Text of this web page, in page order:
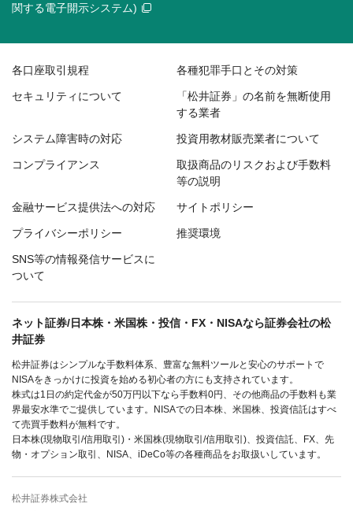
関する電子開示システム)
各口座取引規程 各種犯罪手口とその対策
セキュリティについて
「松井証券」の名前を無断使用
する業者
システム障害時の対応 投資用教材販売業者について
コンプライアンス
取扱商品のリスクおよび手数料
等の説明
金融サービス提供法への対応 サイトポリシー
プライバシーポリシー 推奨環境
SNS等の情報発信サービスに
ついて
ネット証券/日本株・米国株・投信・FX・NISAなら証券会社の松
井証券
松井証券はシンプルな手数料体系、豊富な無料ツールと安心のサポートで
NISAをきっかけに投資を始める初心者の方にも支持されています。
株式は1日の約定代金が50万円以下なら手数料0円、その他商品の手数料も業
界最安水準でご提供しています。NISAでの日本株、米国株、投資信託はすべ
て売買手数料が無料です。
日本株(現物取引/信用取引)・米国株(現物取引/信用取引)、投資信託、FX、先
物・オプション取引、NISA、iDeCo等の各種商品をお取扱いしています。
松井証券株式会社